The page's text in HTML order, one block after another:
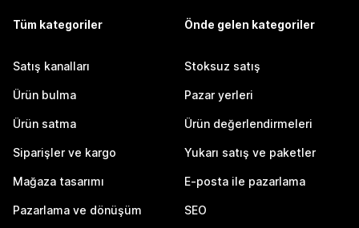
Tüm kategoriler
Satış kanalları
Ürün bulma
Ürün satma
Siparişler ve kargo
Mağaza tasarımı
Pazarlama ve dönüşüm
Önde gelen kategoriler
Stoksuz satış
Pazar yerleri
Ürün değerlendirmeleri
Yukarı satış ve paketler
E-posta ile pazarlama
SEO